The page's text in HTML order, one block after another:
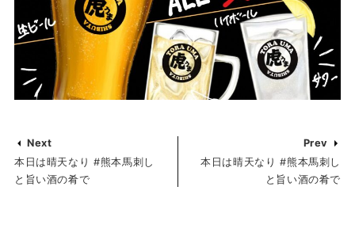
Next
本日は晴天️なり #熊本馬刺し
と旨い酒の肴で
Prev
本日は晴天️なり #熊本馬刺し
と旨い酒の肴で